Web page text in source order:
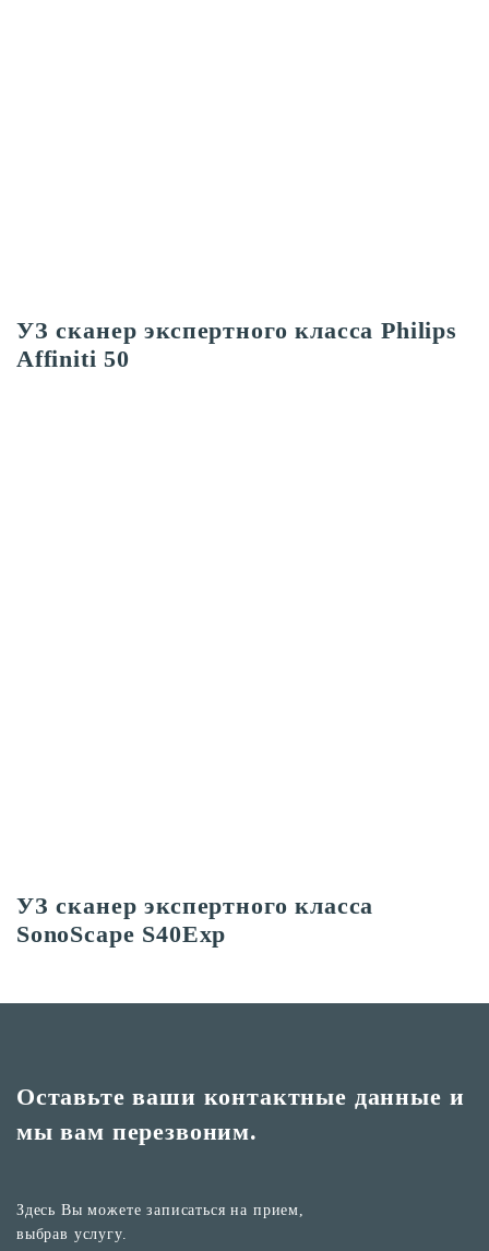
УЗ сканер экспертного класса Philips
Affiniti 50
УЗ сканер экспертного класса
SonoScape S40Exp
Оставьте ваши контактные данные и
мы вам перезвоним.
Здесь Вы можете записаться на прием,
выбрав услугу.